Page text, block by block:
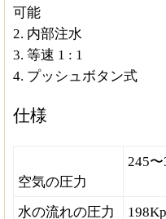
可能
2. 内部注水
3. 等速 1 : 1
4. プッシュボタン式
仕様
空気の圧力
245〜
水の流れの圧力